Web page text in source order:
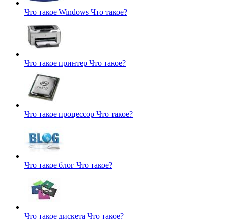
Что такое Windows Что такое?
Что такое принтер Что такое?
Что такое процессор Что такое?
Что такое блог Что такое?
Что такое дискета Что такое?